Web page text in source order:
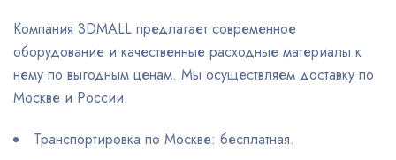
Компания 3DMALL предлагает современное
оборудование и качественные расходные материалы к
нему по выгодным ценам. Мы осуществляем доставку по
Москве и России.
Транспортировка по Москве: бесплатная.